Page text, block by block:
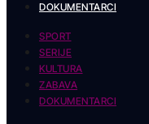
DOKUMENTARCI
SPORT
SERIJE
KULTURA
ZABAVA
DOKUMENTARCI